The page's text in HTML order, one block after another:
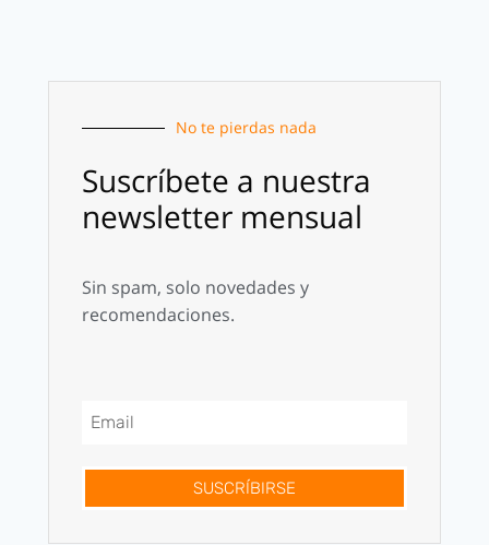
No te pierdas nada
Suscríbete a nuestra
newsletter mensual
Sin spam, solo novedades y
recomendaciones.
SUSCRÍBIRSE